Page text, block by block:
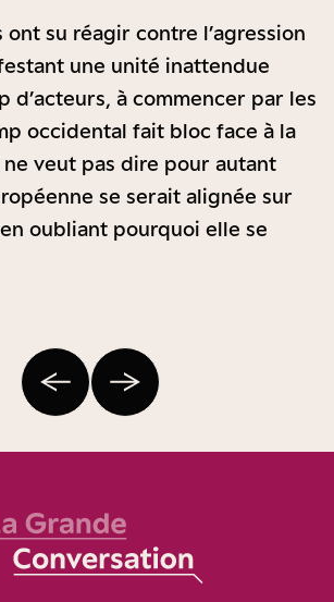
ont su réagir contre l’agression
une unité inattendue
d’acteurs, à commencer par les
occidental fait bloc face à la
veut pas dire pour autant
se serait alignée sur
oubliant pourquoi elle se